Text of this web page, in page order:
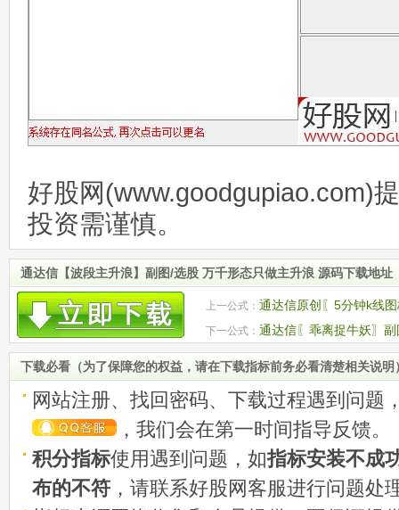
好股网(www.goodgupiao.com)
投资需谨慎。
通达信【波段主升浪】副图/选股 万千形态只做主升浪 源码下载地址
上一公式： 通达信原创〖5分钟k线
码
下一公式： 通达信〖乖离捉牛妖〗
弹或反转机会
下载必看（为了保障您的权益，请在下载指标前务必看清楚相关说明
网站注册、找回密码、下载过程遇到问题
，我们会在第一时间指导反馈。
积分指标使用遇到问题，如指标安装不成
布的不符 ，请联系好股网客服进行问题处